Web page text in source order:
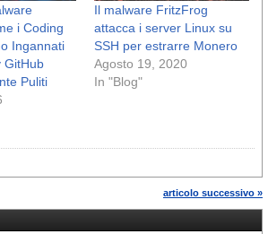
i Coding
Ingannati
GitHub
Puliti
Il malware FritzFrog
attacca i server Linux su
SSH per estrarre Monero
Agosto 19, 2020
In "Blog"
articolo successivo »